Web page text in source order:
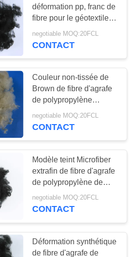
23
sulfure de
13
déformation pp, franc de
fibre pour le géotextile et
intérieur de voiture
negotiable MOQ:20FCL
CONTACT
Couleur non-tissée de
Brown de fibre d'agrafe
de polypropylène
résistante à la chaleur
negotiable MOQ:20FCL
CONTACT
Modèle teint Microfiber
extrafin de fibre d'agrafe
de polypropylène de
textile
negotiable MOQ:20FCL
CONTACT
Déformation synthétique
de fibre d'agrafe de